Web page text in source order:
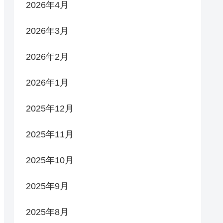
2026年4月
2026年3月
2026年2月
2026年1月
2025年12月
2025年11月
2025年10月
2025年9月
2025年8月